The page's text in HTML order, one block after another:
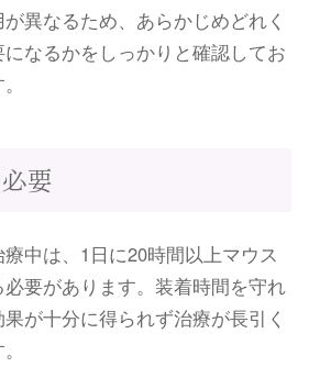
異なるため、あらかじめどれく
なるかをしっかりと確認してお
要
中は、1日に20時間以上マウス
要があります。装着時間を守れ
が十分に得られず治療が長引く